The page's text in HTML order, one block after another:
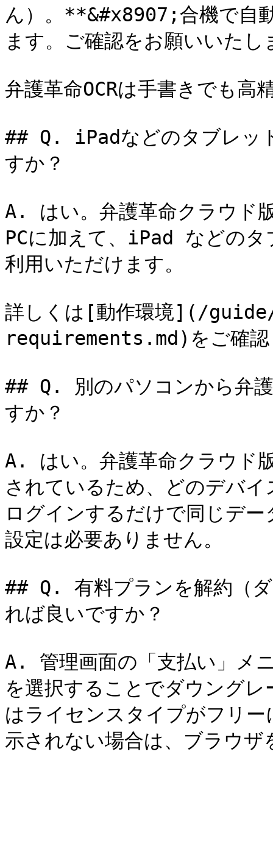
ん）。**&#x8907;合機で自
ます。ご確認をお願いいたし
弁護革命OCRは手書きでも高
## Q. iPadなどのタブレッ
すか？
A. はい。弁護革命クラウド
PCに加えて、iPad などの
利用いただけます。
詳しくは[動作環境](/
requirements.md)をご確認
## Q. 別のパソコンから弁
すか？
A. はい。弁護革命クラウド
されているため、どのデバ
ログインするだけで同じデ
設定は必要ありません。
## Q. 有料プランを解約（
れば良いですか？
A. 管理画面の「支払い」メ
を選択することでダウング
はライセンスタイプがフリ